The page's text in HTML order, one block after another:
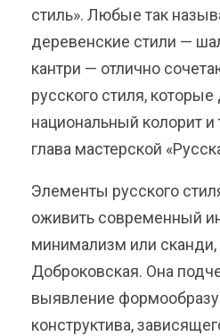
стиль». Любые так
деревенские стили —
кантри — отлично
русского стиля,
национальный колорит и
глава мастерской
Элементы русского
оживить современный
минимализм или сканди,
Доброковская. Она
выявление
конструктива,